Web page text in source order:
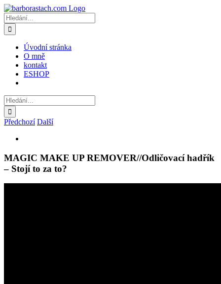
Přeskočit
na
obsah
Hledat:
Úvodní stránka
O mně
kontakt
ESHOP
Hledat:
Předchozí Další
obrázek
MAGIC MAKE UP REMOVER//Odličovací hadřík
– Stojí to za to?